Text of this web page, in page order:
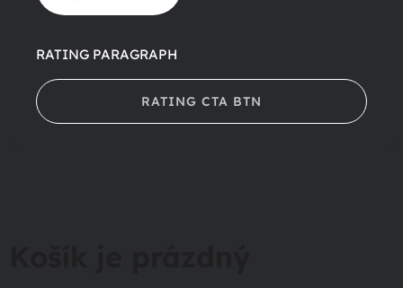
RATING PARAGRAPH
RATING CTA BTN